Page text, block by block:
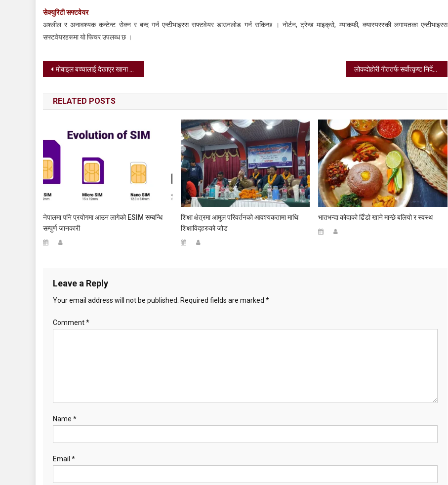
सेक्युरिटी सफ्टवेयर
अश्लील र अनावश्यक कन्टेन्ट रोक्न र बन्द गर्न‍ एन्टीभाइरस‍ सफ्टवेयर डाउनलोड गर्न सकिन्छ । नोर्टन, ट्रेन्ड माइक्रो, म्याकफी, क्यास्परस्की लगायतका एन्टीभाइरस
सफ्टवेयरहरूमा यो फिचर उपलब्ध छ ।
Post
navigation
मोबाइल बच्चालाई देखाएर खाना खुवाउँदा हुन्छन् यस्ता हानी
RELATED POSTS
नेपालमा पनि प्रयोगमा आउन लागेको ESIM सम्बन्धि
सम्पुर्ण जानकारी
शिक्षा क्षेत्रमा आमुल परिवर्तनको आवश्यकतामा माथि
शिक्षाविद्हरुको जोड
भातभन्दा कोदाको ढिँडो खाने मान्छे बलियो र स्वस्थ
Leave a Reply
Your email address will not be published. Required fields are marked *
Comment*
Name *
Email *